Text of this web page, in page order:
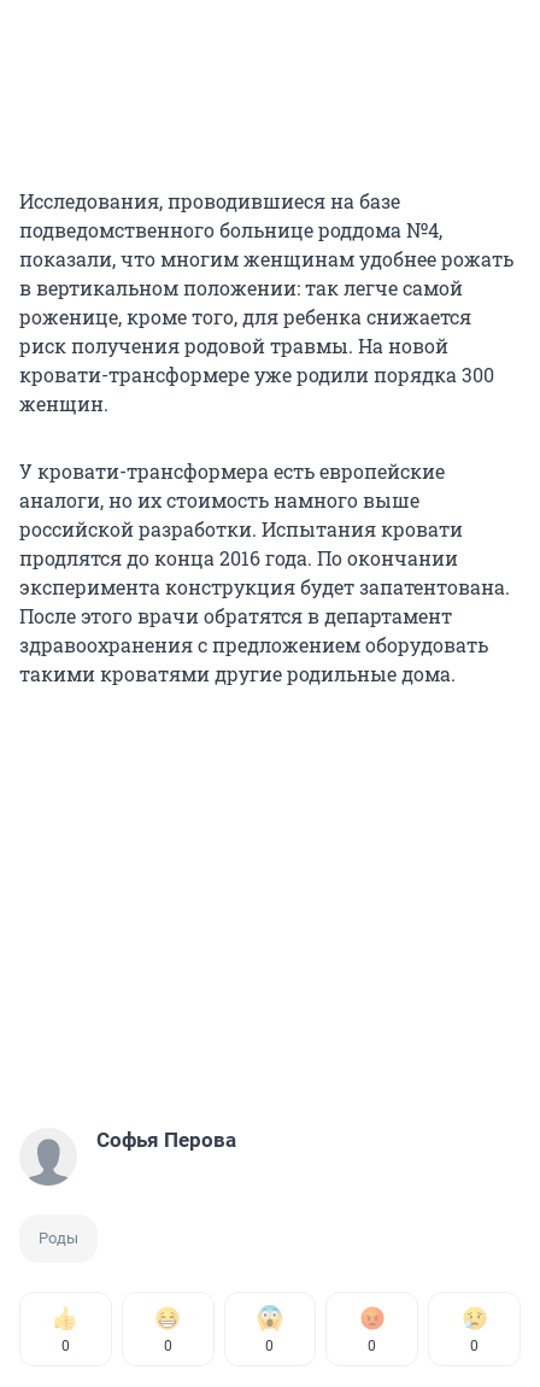
Исследования, проводившиеся на базе
подведомственного больнице роддома №4,
показали, что многим женщинам удобнее рожать
в вертикальном положении: так легче самой
роженице, кроме того, для ребенка снижается
риск получения родовой травмы. На новой
кровати-трансформере уже родили порядка 300
женщин.
У кровати-трансформера есть европейские
аналоги, но их стоимость намного выше
российской разработки. Испытания кровати
продлятся до конца 2016 года. По окончании
эксперимента конструкция будет запатентована.
После этого врачи обратятся в департамент
здравоохранения с предложением оборудовать
такими кроватями другие родильные дома.
Софья Перова
Роды
0 0 0 0 0